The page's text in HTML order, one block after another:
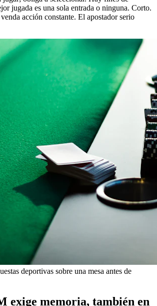
jugada es una sola entrada o ninguna. Corto.
acción constante. El apostador serio
deportivas sobre una mesa antes de
exige memoria, también en